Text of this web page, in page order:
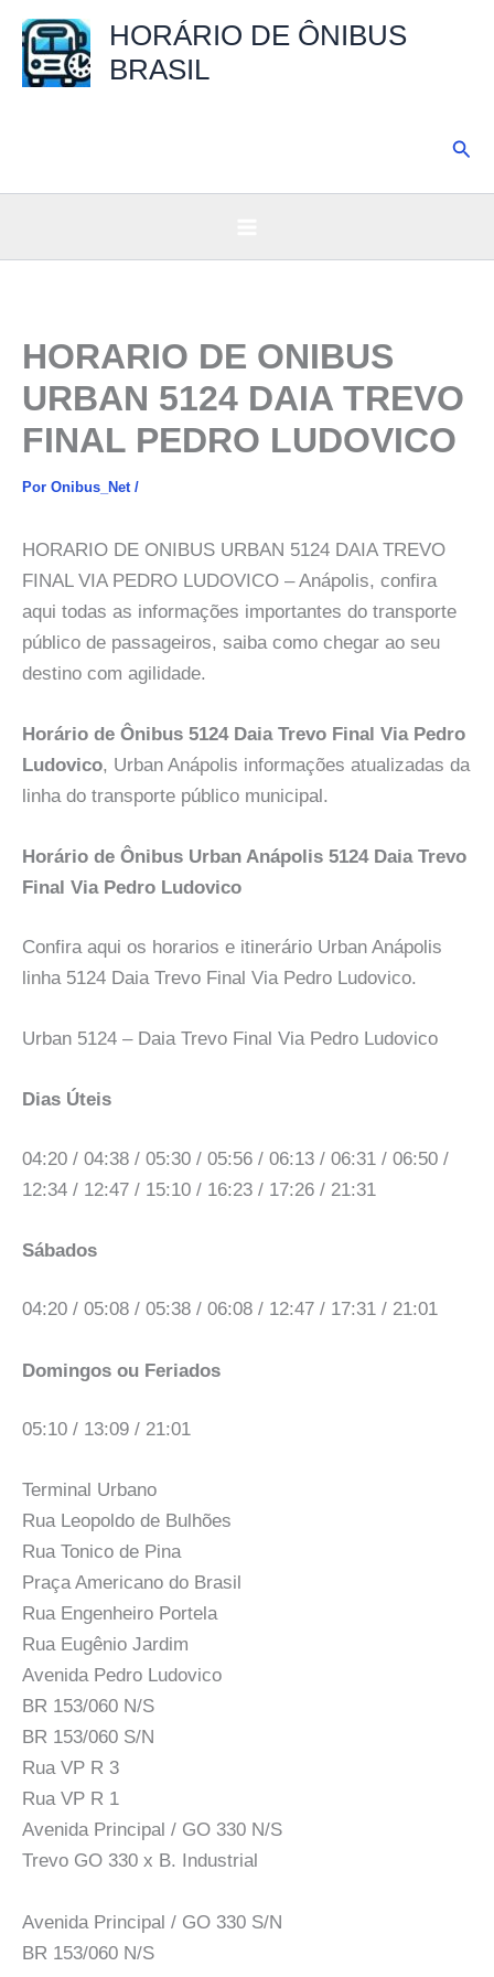
para
HORÁRIO DE ÔNIBUS
BRASIL
HORARIO DE ONIBUS
URBAN 5124 DAIA TREVO
FINAL PEDRO LUDOVICO
Por Onibus_Net /
HORARIO DE ONIBUS URBAN 5124 DAIA TREVO
FINAL VIA PEDRO LUDOVICO – Anápolis, confira
aqui todas as informações importantes do transporte
público de passageiros, saiba como chegar ao seu
destino com agilidade.
Horário de Ônibus 5124 Daia Trevo Final Via Pedro
Ludovico, Urban Anápolis informações atualizadas da
linha do transporte público municipal.
Horário de Ônibus Urban Anápolis 5124 Daia Trevo
Final Via Pedro Ludovico
Confira aqui os horarios e itinerário Urban Anápolis
linha 5124 Daia Trevo Final Via Pedro Ludovico.
Urban 5124 – Daia Trevo Final Via Pedro Ludovico
Dias Úteis
04:20 / 04:38 / 05:30 / 05:56 / 06:13 / 06:31 / 06:50 /
12:34 / 12:47 / 15:10 / 16:23 / 17:26 / 21:31
Sábados
04:20 / 05:08 / 05:38 / 06:08 / 12:47 / 17:31 / 21:01
Domingos ou Feriados
05:10 / 13:09 / 21:01
Terminal Urbano
Rua Leopoldo de Bulhões
Rua Tonico de Pina
Praça Americano do Brasil
Rua Engenheiro Portela
Rua Eugênio Jardim
Avenida Pedro Ludovico
BR 153/060 N/S
BR 153/060 S/N
Rua VP R 3
Rua VP R 1
Avenida Principal / GO 330 N/S
Trevo GO 330 x B. Industrial
Avenida Principal / GO 330 S/N
BR 153/060 N/S